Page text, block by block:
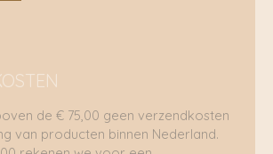
de € 75,00 geen verzendkosten
van producten binnen Nederland.